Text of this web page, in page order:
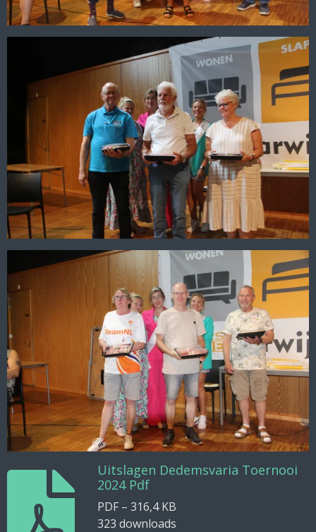
Uitslagen Dedemsvaria Toernooi
2024 Pdf
PDF – 316,4 KB
323 downloads